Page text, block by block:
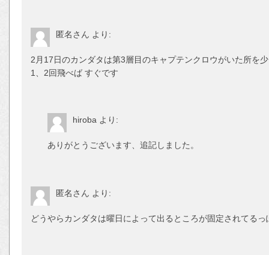
匿名さん より:
2月17日のカンダタは第3層目のキャプテンクロウがいた所を
1、2回飛べば すぐです
hiroba より:
ありがとうございます、追記しました。
匿名さん より:
どうやらカンダタは曜日によって出るところが固定されてるっ